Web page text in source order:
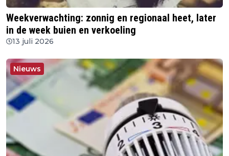
Weekverwachting: zonnig en regionaal heet, later
in de week buien en verkoeling
13 juli 2026
Nieuws